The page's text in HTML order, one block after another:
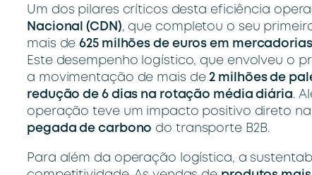
Um dos pilares críticos desta eficiência
Nacional (CDN), que completou o seu
mais de625 milhões de euros em mercadorias
Este desempenho logístico, que envolveu o
a movimentação de mais de 2 milhões de
redução de 6 dias na rotação média diária.
operação teve um impacto positivo direto
pegada de carbono do transporte B2B.
Para além da operação logística, a